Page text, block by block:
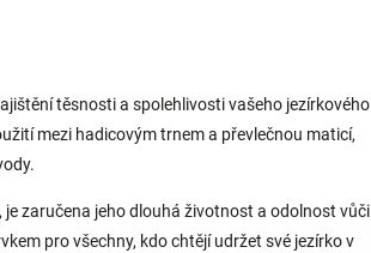
těsnosti a spolehlivosti vašeho jezírkového
mezi hadicovým trnem a převlečnou maticí,
zaručena jeho dlouhá životnost a odolnost vůči
pro všechny, kdo chtějí udržet své jezírko v